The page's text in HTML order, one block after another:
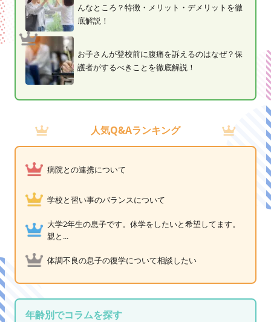
んなところ？特徴・メリット・デメリットを徹
底解説！
お子さんが登校前に腹痛を訴えるのはなぜ？保
護者がするべきことを徹底解説！
人気Q&Aランキング
病院との連携について
学校と習い事のバランスについて
大学2年生の息子です。休学をしたいと希望してます。
親と...
体調不良の息子の復学について相談したい
年齢別でコラムを探す